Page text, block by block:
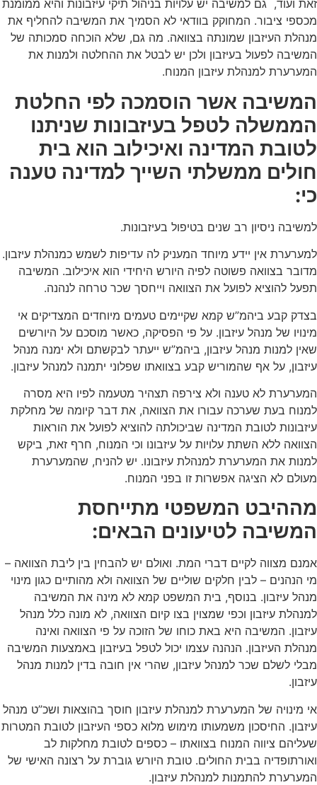
זאת ועוד, גם למשיבה יש עלויות בניהול תיקי עיזבונות והיא ממומנת
מכספי ציבור. המחוקק בוודאי לא הסמיך את המשיבה להחליף את
מנהלת העיזבון שמונתה בצוואה. מה גם, שלא הוכחה סמכותה של
המשיבה לפעול בעיזבון ולכן יש לבטל את ההחלטה ולמנות את
המערערת למנהלת עיזבון המנוח.
המשיבה אשר הוסמכה לפי החלטת
הממשלה לטפל בעיזבונות שניתנו
לטובת המדינה ואיכילוב הוא בית
חולים ממשלתי השייך למדינה טענה
כי:
למשיבה ניסיון רב שנים בטיפול בעיזבונות.
למערערת אין יידע מיוחד המעניק לה עדיפות לשמש כמנהלת עיזבון.
מדובר בצוואה פשוטה לפיה היורש היחידי הוא איכילוב. המשיבה
תפעל להוציא לפועל את הצוואה וייחסך שכר טרחה לנהנה.
בצדק קבע ביהמ”ש קמא שקיימים טעמים מיוחדים המצדיקים אי
מינויו של מנהל עיזבון. על פי הפסיקה, כאשר מוסכם על היורשים
שאין למנות מנהל עיזבון, ביהמ”ש ייעתר לבקשתם ולא ימנה מנהל
עיזבון, על אף שהמוריש קבע בצוואתו שפלוני יתמנה למנהל עיזבון.
המערערת לא טענה ולא צירפה תצהיר מטעמה לפיו היא מסרה
למנוח בעת שערכה עבורו את הצוואה, את דבר קיומה של מחלקת
עיזבונות לטובת המדינה שביכולתה להוציא לפועל את הוראות
הצוואה ללא השתת עלויות על עיזבונו וכי המנוח, חרף זאת, ביקש
למנות את המערערת למנהלת עיזבונו. יש להניח, שהמערערת
מעולם לא הציגה אפשרות זו בפני המנוח.
מההיבט המשפטי מתייחסת
המשיבה לטיעונים הבאים:
אמנם מצווה לקיים דברי המת. ואולם יש להבחין בין ליבת הצוואה –
מי הנהנים – לבין חלקים שוליים של הצוואה ולא מהותיים כגון מינוי
מנהל עיזבון. בנוסף, בית המשפט קמא לא מינה את המשיבה
למנהלת עיזבון וכפי שמצוין בצו קיום הצוואה, לא מונה כלל מנהל
עיזבון. המשיבה היא באת כוחו של הזוכה על פי הצוואה ואינה
מנהלת העיזבון. הנהנה עצמו יכול לטפל בעיזבון באמצעות המשיבה
מבלי לשלם שכר למנהל עיזבון, שהרי אין חובה בדין למנות מנהל
עיזבון.
אי מינויה של המערערת למנהלת עיזבון חוסך בהוצאות ושכ”ט מנהל
עיזבון. החיסכון משמעותו מימוש מלוא כספי העיזבון לטובת המטרות
שעליהם ציווה המנוח בצוואתו – כספים לטובת מחלקות לב
ואורתופדיה בבית החולים. טובת היורש גוברת על רצונה האישי של
המערערת להתמנות למנהלת עיזבון.